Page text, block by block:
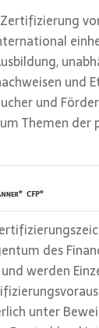
und
und
Themen der
des
werden
unter